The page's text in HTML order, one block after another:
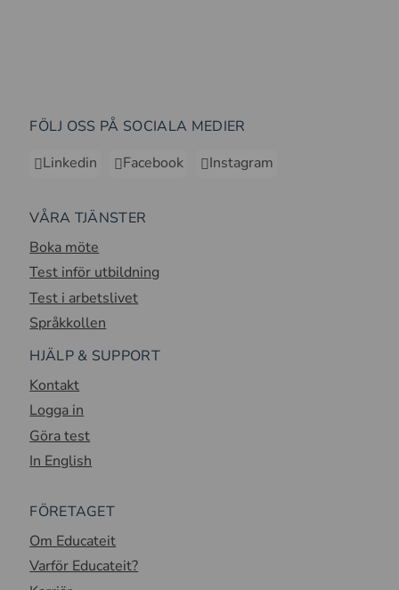
FÖLJ OSS PÅ SOCIALA MEDIER
Linkedin
Facebook Instagram
VÅRA TJÄNSTER
Boka möte
Test inför utbildning
Test i arbetslivet
Språkkollen
HJÄLP & SUPPORT
Kontakt
Logga in
Göra test
In English
FÖRETAGET
Om Educateit
Varför Educateit?